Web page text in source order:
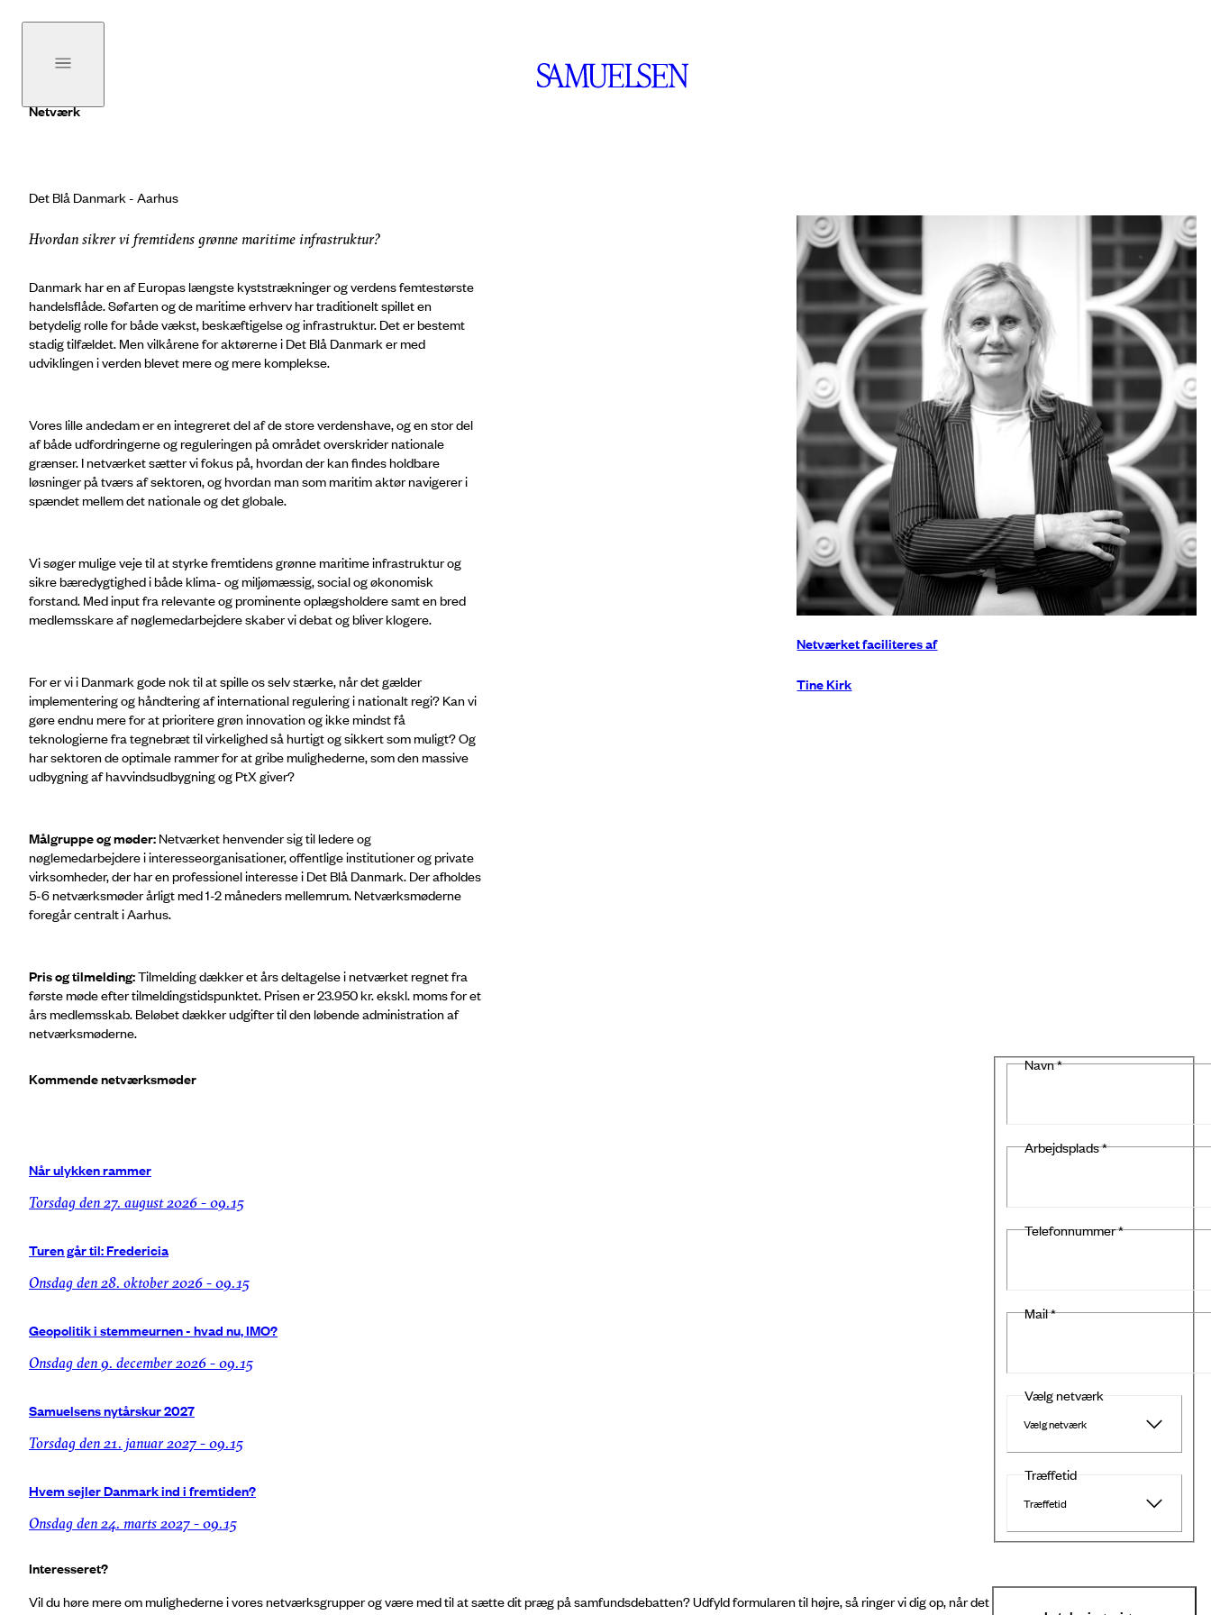
Netværk
Det Blå Danmark - Aarhus
Hvordan sikrer vi fremtidens grønne maritime infrastruktur?
Danmark har en af Europas længste kyststrækninger og verdens femtestørste
handelsflåde. Søfarten og de maritime erhverv har traditionelt spillet en
betydelig rolle for både vækst, beskæftigelse og infrastruktur. Det er bestemt
stadig tilfældet. Men vilkårene for aktørerne i Det Blå Danmark er med
udviklingen i verden blevet mere og mere komplekse.
Vores lille andedam er en integreret del af de store verdenshave, og en stor del
af både udfordringerne og reguleringen på området overskrider nationale
grænser. I netværket sætter vi fokus på, hvordan der kan findes holdbare
løsninger på tværs af sektoren, og hvordan man som maritim aktør navigerer i
spændet mellem det nationale og det globale.
Vi søger mulige veje til at styrke fremtidens grønne maritime infrastruktur og
sikre bæredygtighed i både klima- og miljømæssig, social og økonomisk
forstand. Med input fra relevante og prominente oplægsholdere samt en bred
medlemsskare af nøglemedarbejdere skaber vi debat og bliver klogere.
For er vi i Danmark gode nok til at spille os selv stærke, når det gælder
implementering og håndtering af international regulering i nationalt regi? Kan vi
gøre endnu mere for at prioritere grøn innovation og ikke mindst få
teknologierne fra tegnebræt til virkelighed så hurtigt og sikkert som muligt? Og
har sektoren de optimale rammer for at gribe mulighederne, som den massive
udbygning af havvindsudbygning og PtX giver?
Målgruppe og møder:Netværket henvender sig til ledere og
nøglemedarbejdere i interesseorganisationer, offentlige institutioner og private
virksomheder, der har en professionel interesse i Det Blå Danmark. Der afholdes
5-6 netværksmøder årligt med 1-2 måneders mellemrum. Netværksmøderne
foregår centralt i Aarhus.
Pris og tilmelding:Tilmelding dækker et års deltagelse i netværket regnet fra
første møde efter tilmeldingstidspunktet. Prisen er 23.950 kr. ekskl. moms for et
års medlemsskab. Beløbet dækker udgifter til den løbende administration af
netværksmøderne.
Netværket faciliteres af
Tine Kirk
Kommende netværksmøder
Når ulykken rammer
torsdag den 27. august 2026 - 09.15
Turen går til: Fredericia
onsdag den 28. oktober 2026 - 09.15
Geopolitik i stemmeurnen - hvad nu, IMO?
onsdag den 9. december 2026 - 09.15
Samuelsens nytårskur 2027
torsdag den 21. januar 2027 - 09.15
Hvem sejler Danmark ind i fremtiden?
onsdag den 24. marts 2027 - 09.15
Interesseret?
Vil du høre mere om mulighederne i vores netværksgrupper og være med til at sætte dit præg på samfundsdebatten? Udfyld formularen til højre, så ringer vi dig op, når det
Navn*
Arbejdsplads*
Telefonnummer*
Mail*
Vælg netværk
Vælg netværk
Træffetid
Træffetid